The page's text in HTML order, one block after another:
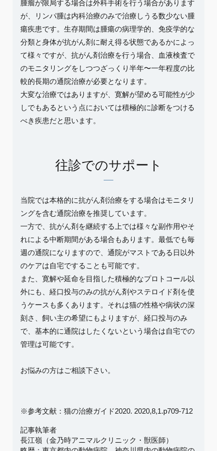
腫瘤が限局する場合は外科手術を行う場合があります
が、リンパ腫は内科治療のみで治療しうる数少ない腫
瘍疾患です。生存期間は腫瘍の病理学的、免疫学的な
分類と身体が抗がん剤に耐え得る状態であるかによっ
て様々ですが、抗がん剤治療を行う場合、血液検査で
のモニタリングをしつつざっくり半年〜一年程度の比
較的長期の通院治療が必要となります。
大変な治療ではありますが、寛解が望める可能性が少
しでもあるという点においては積極的に診断をつける
べき疾患だと思います。
往診でのサポート
当院では本格的に抗がん剤治療をする場合はモニタリ
ングを含む通院治療を推奨しています。
一方で、抗がん剤を継続する上では様々な副作用やそ
れによる中断期間がある場合もあります。最低でも毎
週の通院になりますので、通院がマストである日以外
のケアは自宅ですることも可能です。
また、寛解や延命を目指した積極的なプロトコール以
外にも、経口投与のみの抗がん剤やステロイド剤を使
うケースも多くあります。それは猫の性格や病状の深
刻さ、飼い主の希望にもよりますが、経口投与のみ
で、基本的に通院はしたくないという場合は自宅での
管理は可能です。
お悩みの方はご相談下さい。
※参考文献：猫の治療ガイド2020. 2020,8,1.p709-712
記事執筆者
長江嶺（金乃時アニマルクリニック・獣医師）